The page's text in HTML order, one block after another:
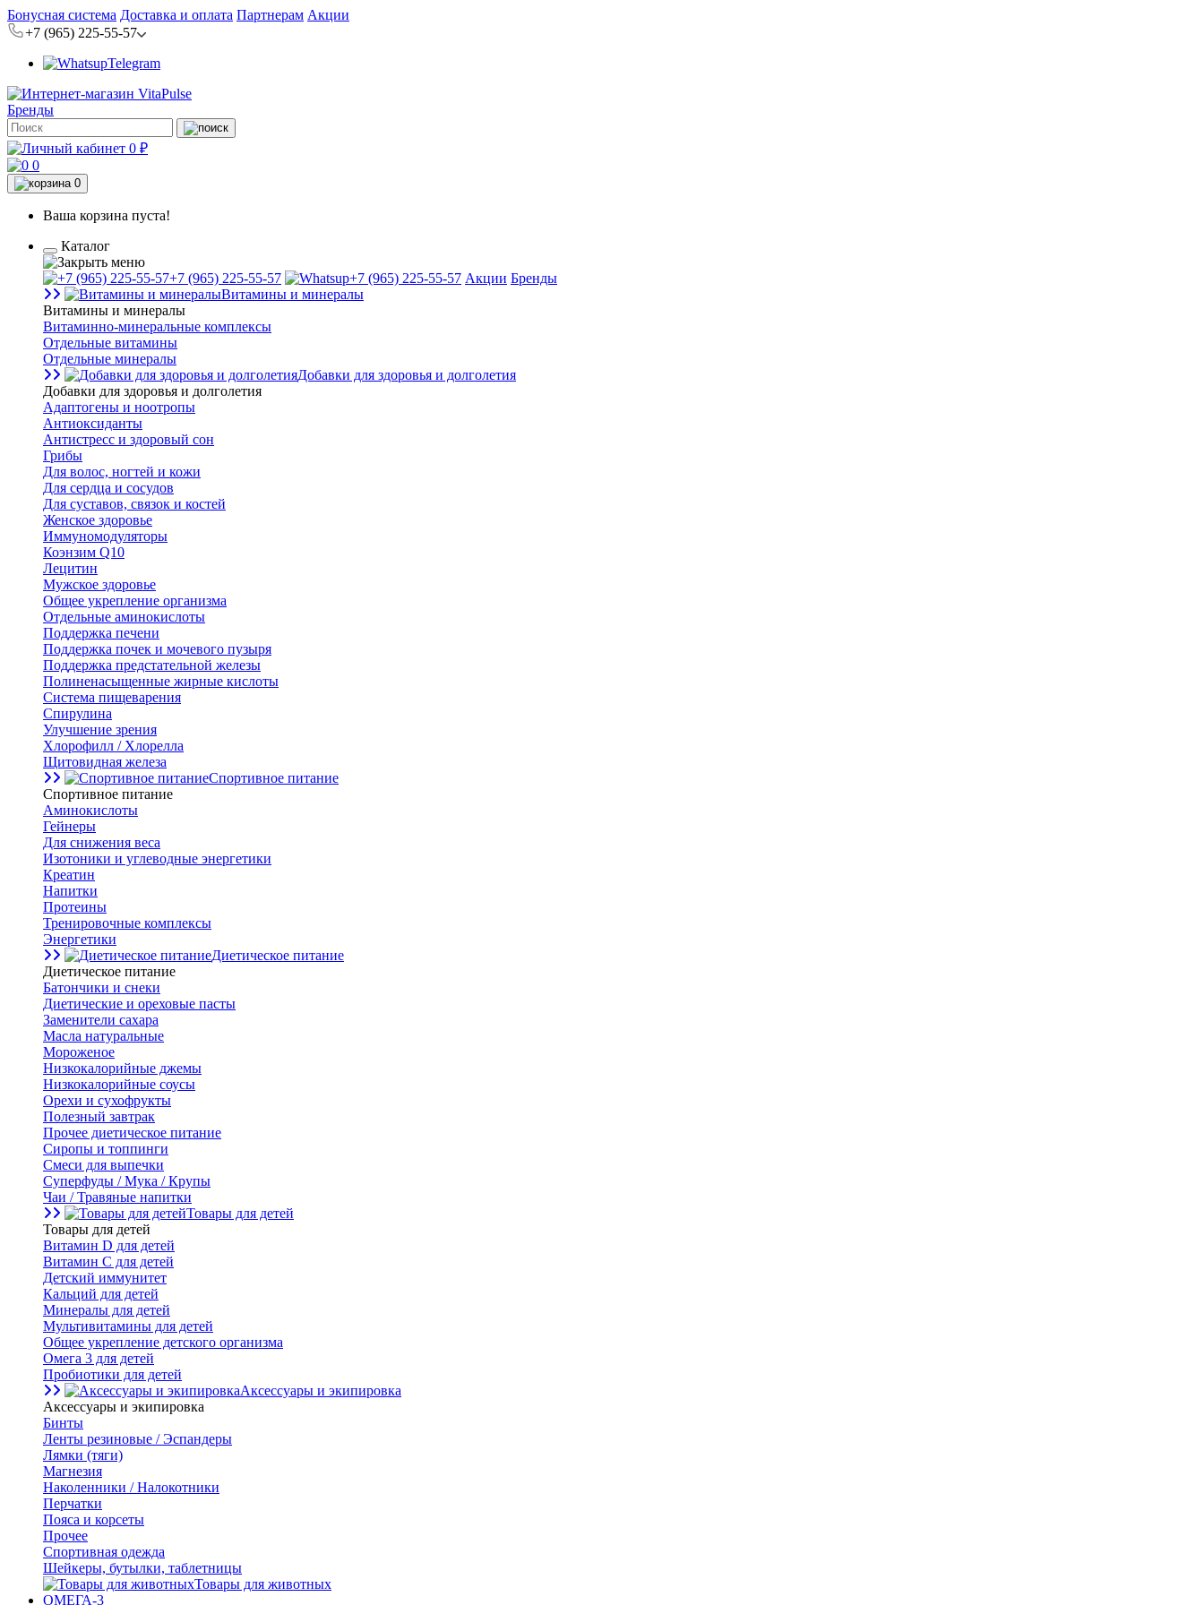
Бонусная система Доставка и оплата Партнерам Акции
+7 (965) 225-55-57
Telegram
Бренды
0 ₽
0
0
Ваша корзина пуста!
Каталог
+7 (965) 225-55-57 +7 (965) 225-55-57 Акции Бренды
Витамины и минералы
Витамины и минералы
Витаминно-минеральные комплексы
Отдельные витамины
Отдельные минералы
Добавки для здоровья и долголетия
Добавки для здоровья и долголетия
Адаптогены и ноотропы
Антиоксиданты
Антистресс и здоровый сон
Грибы
Для волос, ногтей и кожи
Для сердца и сосудов
Для суставов, связок и костей
Женское здоровье
Иммуномодуляторы
Коэнзим Q10
Лецитин
Мужское здоровье
Общее укрепление организма
Отдельные аминокислоты
Поддержка печени
Поддержка почек и мочевого пузыря
Поддержка предстательной железы
Полиненасыщенные жирные кислоты
Система пищеварения
Спирулина
Улучшение зрения
Хлорофилл / Хлорелла
Щитовидная железа
Спортивное питание
Спортивное питание
Аминокислоты
Гейнеры
Для снижения веса
Изотоники и углеводные энергетики
Креатин
Напитки
Протеины
Тренировочные комплексы
Энергетики
Диетическое питание
Диетическое питание
Батончики и снеки
Диетические и ореховые пасты
Заменители сахара
Масла натуральные
Мороженое
Низкокалорийные джемы
Низкокалорийные соусы
Орехи и сухофрукты
Полезный завтрак
Прочее диетическое питание
Сиропы и топпинги
Смеси для выпечки
Суперфуды / Мука / Крупы
Чаи / Травяные напитки
Товары для детей
Товары для детей
Витамин D для детей
Витамин С для детей
Детский иммунитет
Кальций для детей
Минералы для детей
Мультивитамины для детей
Общее укрепление детского организма
Омега 3 для детей
Пробиотики для детей
Аксессуары и экипировка
Аксессуары и экипировка
Бинты
Ленты резиновые / Эспандеры
Лямки (тяги)
Магнезия
Наколенники / Налокотники
Перчатки
Пояса и корсеты
Прочее
Спортивная одежда
Шейкеры, бутылки, таблетницы
Товары для животных
ОМЕГА-3